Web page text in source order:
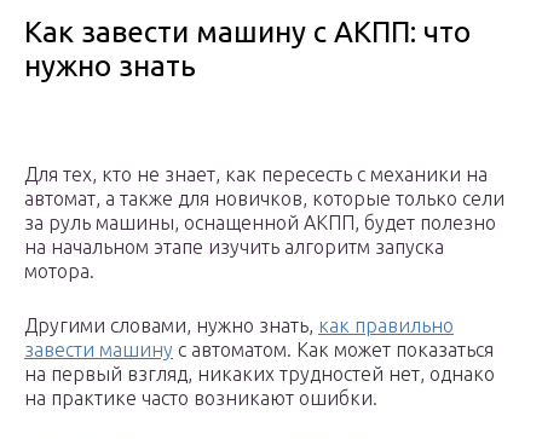
Как завести машину с АКПП: что
нужно знать
Для тех, кто не знает, как пересесть с механики на
автомат, а также для новичков, которые только сели
за руль машины, оснащенной АКПП, будет полезно
на начальном этапе изучить алгоритм запуска
мотора.
Другими словами, нужно знать, как правильно
завести машину с автоматом. Как может показаться
на первый взгляд, никаких трудностей нет, однако
на практике часто возникают ошибки.